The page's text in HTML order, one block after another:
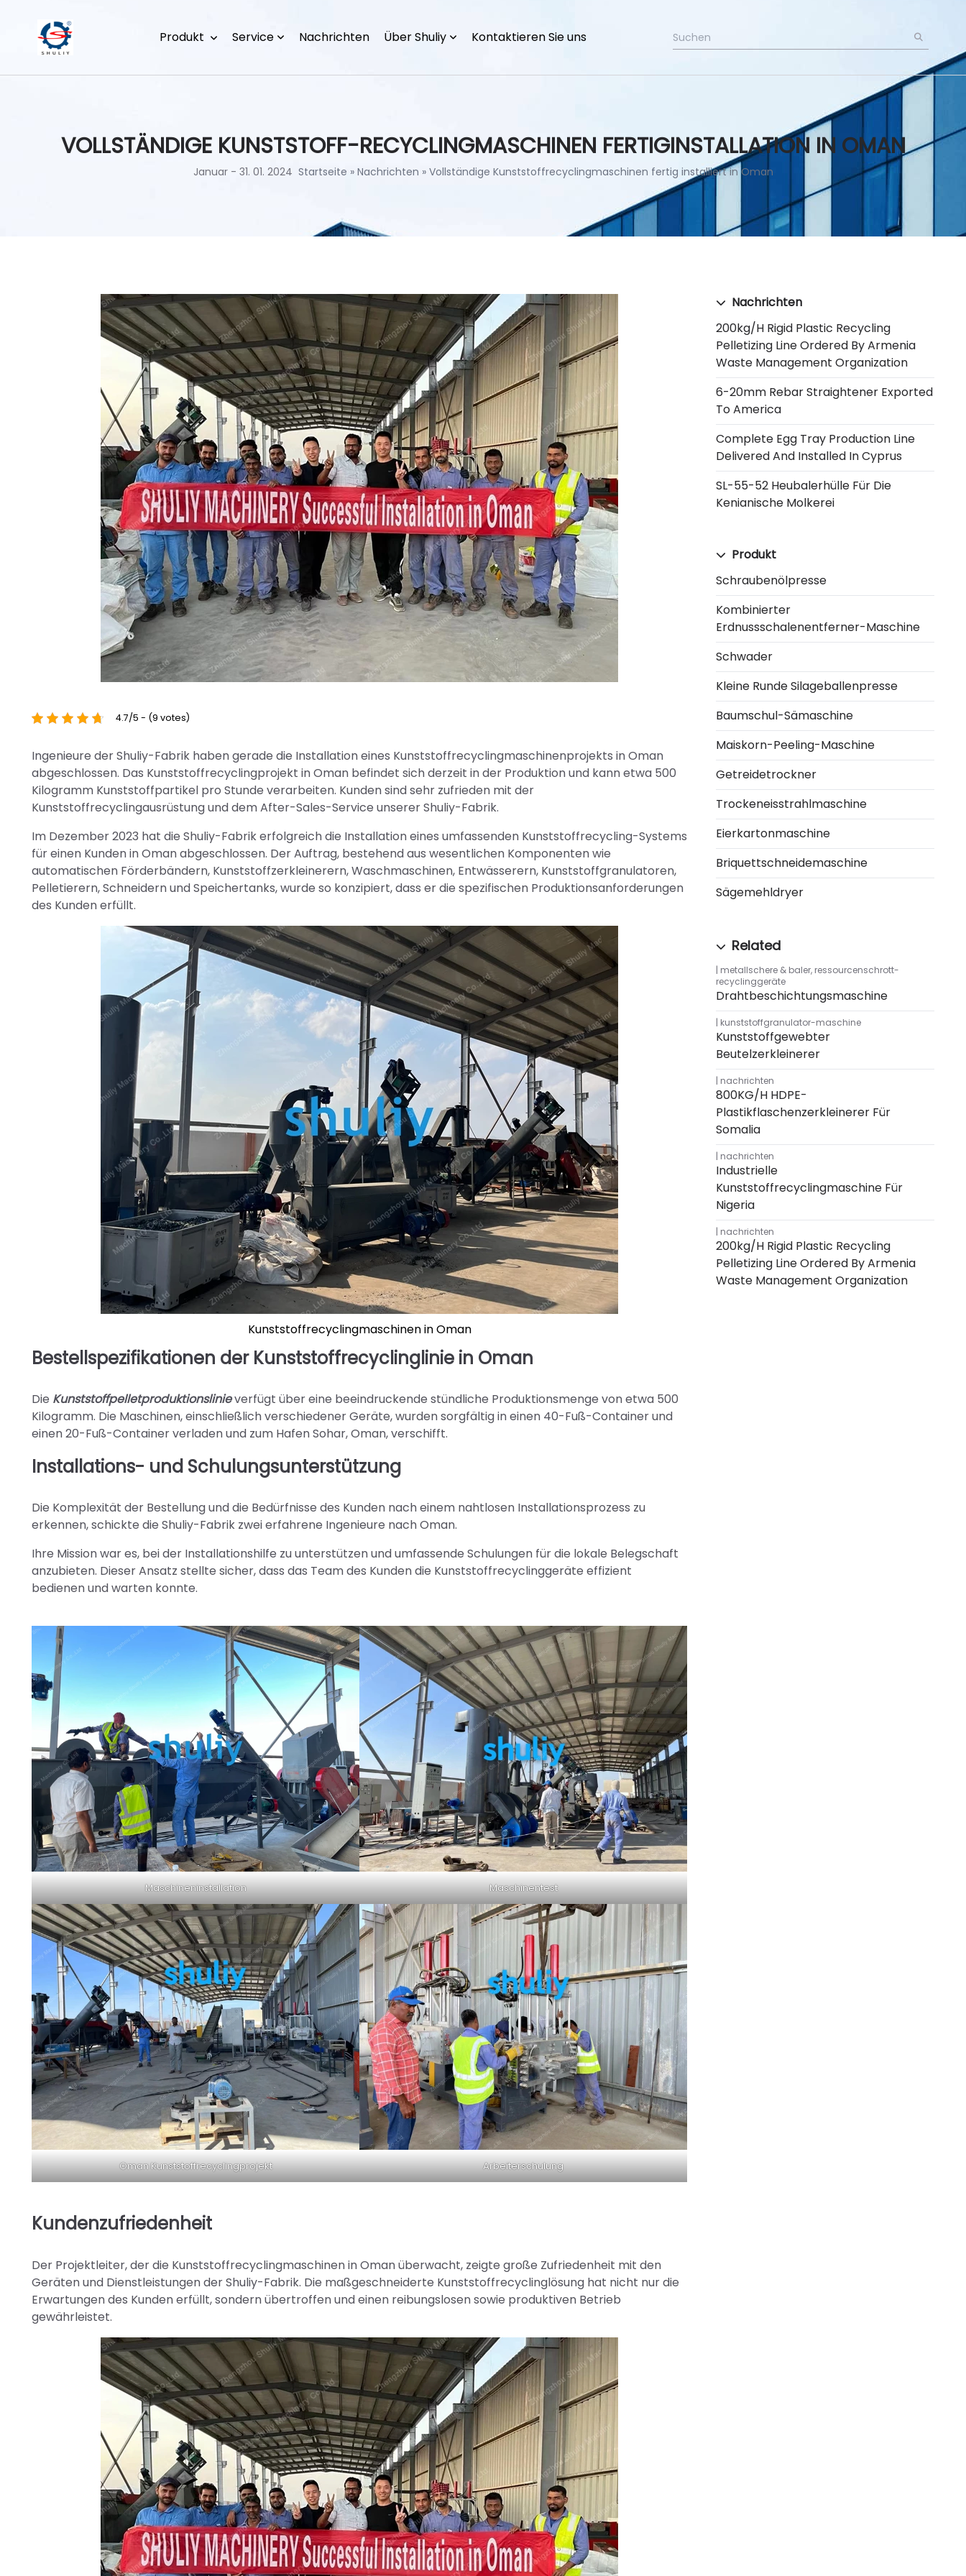
Produkt Service Nachrichten Über Shuliy Kontaktieren Sie uns
VOLLSTÄNDIGE KUNSTSTOFF-RECYCLINGMASCHINEN FERTIGINSTALLATION IN OMAN
Januar - 31. 01. 2024 Startseite » Nachrichten » Vollständige Kunststoffrecyclingmaschinen fertig installiert in Oman
4.7/5 - (9 votes)
Ingenieure der Shuliy-Fabrik haben gerade die Installation eines Kunststoffrecyclingmaschinenprojekts in Oman
abgeschlossen. Das Kunststoffrecyclingprojekt in Oman befindet sich derzeit in der Produktion und kann etwa 500
Kilogramm Kunststoffpartikel pro Stunde verarbeiten. Kunden sind sehr zufrieden mit der
Kunststoffrecyclingausrüstung und dem After-Sales-Service unserer Shuliy-Fabrik.
Im Dezember 2023 hat die Shuliy-Fabrik erfolgreich die Installation eines umfassenden Kunststoffrecycling-Systems
für einen Kunden in Oman abgeschlossen. Der Auftrag, bestehend aus wesentlichen Komponenten wie
automatischen Förderbändern, Kunststoffzerkleinerern, Waschmaschinen, Entwässerern, Kunststoffgranulatoren,
Pelletierern, Schneidern und Speichertanks, wurde so konzipiert, dass er die spezifischen Produktionsanforderungen
des Kunden erfüllt.
Kunststoffrecyclingmaschinen in Oman
Bestellspezifikationen der Kunststoffrecyclinglinie in Oman
Die Kunststoffpelletproduktionslinieverfügt über eine beeindruckende stündliche Produktionsmenge von etwa 500
Kilogramm. Die Maschinen, einschließlich verschiedener Geräte, wurden sorgfältig in einen 40-Fuß-Container und
einen 20-Fuß-Container verladen und zum Hafen Sohar, Oman, verschifft.
Installations- und Schulungsunterstützung
Die Komplexität der Bestellung und die Bedürfnisse des Kunden nach einem nahtlosen Installationsprozess zu
erkennen, schickte die Shuliy-Fabrik zwei erfahrene Ingenieure nach Oman.
Ihre Mission war es, bei der Installationshilfe zu unterstützen und umfassende Schulungen für die lokale Belegschaft
anzubieten. Dieser Ansatz stellte sicher, dass das Team des Kunden die Kunststoffrecyclinggeräte effizient
bedienen und warten konnte.
Maschineninstallation Maschinentest
Oman Kunststoffrecyclingprojekt Arbeiterschulung
Kundenzufriedenheit
Der Projektleiter, der die Kunststoffrecyclingmaschinen in Oman überwacht, zeigte große Zufriedenheit mit den
Geräten und Dienstleistungen der Shuliy-Fabrik. Die maßgeschneiderte Kunststoffrecyclinglösung hat nicht nur die
Erwartungen des Kunden erfüllt, sondern übertroffen und einen reibungslosen sowie produktiven Betrieb
gewährleistet.
Nachrichten
200kg/h Rigid Plastic Recycling
Pelletizing Line Ordered By Armenia
Waste Management Organization
6-20mm Rebar Straightener Exported
To America
Complete Egg Tray Production Line
Delivered And Installed In Cyprus
SL-55-52 Heubalerhülle Für Die
Kenianische Molkerei
Produkt
Schraubenölpresse
Kombinierter
Erdnussschalenentferner-Maschine
Schwader
Kleine Runde Silageballenpresse
Baumschul-Sämaschine
Maiskorn-Peeling-Maschine
Getreidetrockner
Trockeneisstrahlmaschine
Eierkartonmaschine
Briquettschneidemaschine
Sägemehldryer
metallschere & baler, ressourcenschrott-
recyclinggeräte
Drahtbeschichtungsmaschine
kunststoffgranulator-maschine
Kunststoffgewebter
Beutelzerkleinerer
nachrichten
800KG/H HDPE-
Plastikflaschenzerkleinerer Für
Somalia
nachrichten
Industrielle
Kunststoffrecyclingmaschine Für
Nigeria
nachrichten
200kg/h Rigid Plastic Recycling
Pelletizing Line Ordered By Armenia
Waste Management Organization